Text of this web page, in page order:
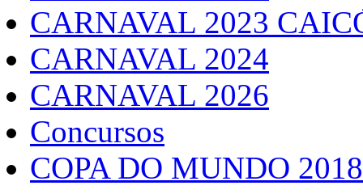
CARNAVAL 2023
CARNAVAL 2024
CARNAVAL 2026
Concursos
COPA DO MUNDO 2018